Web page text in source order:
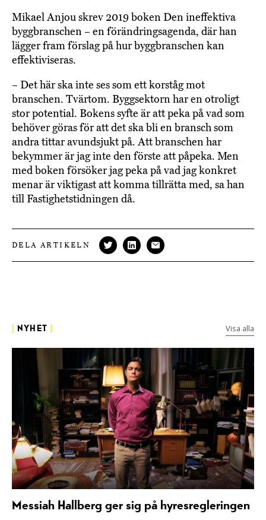
Mikael Anjou skrev 2019 boken Den ineffektiva
byggbranschen – en förändringsagenda, där han
lägger fram förslag på hur byggbranschen kan
effektiviseras.
– Det här ska inte ses som ett korståg mot
branschen. Tvärtom. Byggsektorn har en otroligt
stor potential. Bokens syfte är att peka på vad som
behöver göras för att det ska bli en bransch som
andra tittar avundsjukt på. Att branschen har
bekymmer är jag inte den förste att påpeka. Men
med boken försöker jag peka på vad jag konkret
menar är viktigast att komma tillrätta med, sa han
till Fastighetstidningen då.
DELA ARTIKELN
NYHET Visa alla
Messiah Hallberg ger sig på hyresregleringen